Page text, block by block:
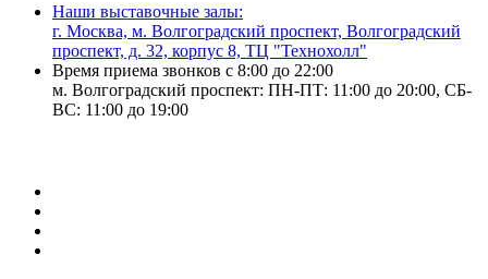
Наши выставочные залы:
г. Москва, м. Волгоградский проспект, Волгоградский
проспект, д. 32, корпус 8, ТЦ "Технохолл"
Время приема звонков с 8:00 до 22:00
м. Волгоградский проспект: ПН-ПТ: 11:00 до 20:00, СБ-
ВС: 11:00 до 19:00